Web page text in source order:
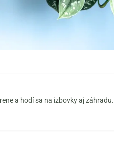
a hodí sa na izbovky aj záhradu.